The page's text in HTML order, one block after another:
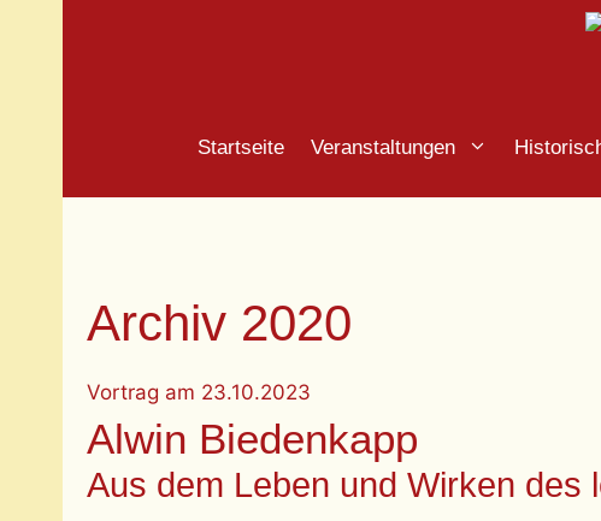
Startseite Veranstaltungen
Archiv 2020
Vortrag am 23.10.2023
Alwin Biedenkapp
Aus dem Leben und Wirken des